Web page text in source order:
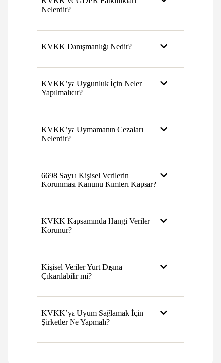
Nelerdir?
KVKK Danışmanlığı Nedir?
KVKK’ya Uygunluk İçin Neler
Yapılmalıdır?
KVKK’ya Uymamanın Cezaları
Nelerdir?
6698 Sayılı Kişisel Verilerin
Korunması Kanunu Kimleri Kapsar?
KVKK Kapsamında Hangi Veriler
Korunur?
Kişisel Veriler Yurt Dışına
Çıkarılabilir mi?
KVKK’ya Uyum Sağlamak İçin
Şirketler Ne Yapmalı?